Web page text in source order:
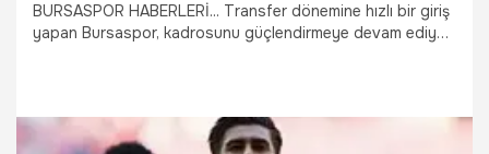
BURSASPOR HABERLERİ... Transfer dönemine hızlı bir giriş
yapan Bursaspor, kadrosunu güçlendirmeye devam ediyor.
yaşındaki deneyimli futbolcu Soner Aydoğdu, yeni
dönemde Bursaspor’un başarısı için ter dökecek.